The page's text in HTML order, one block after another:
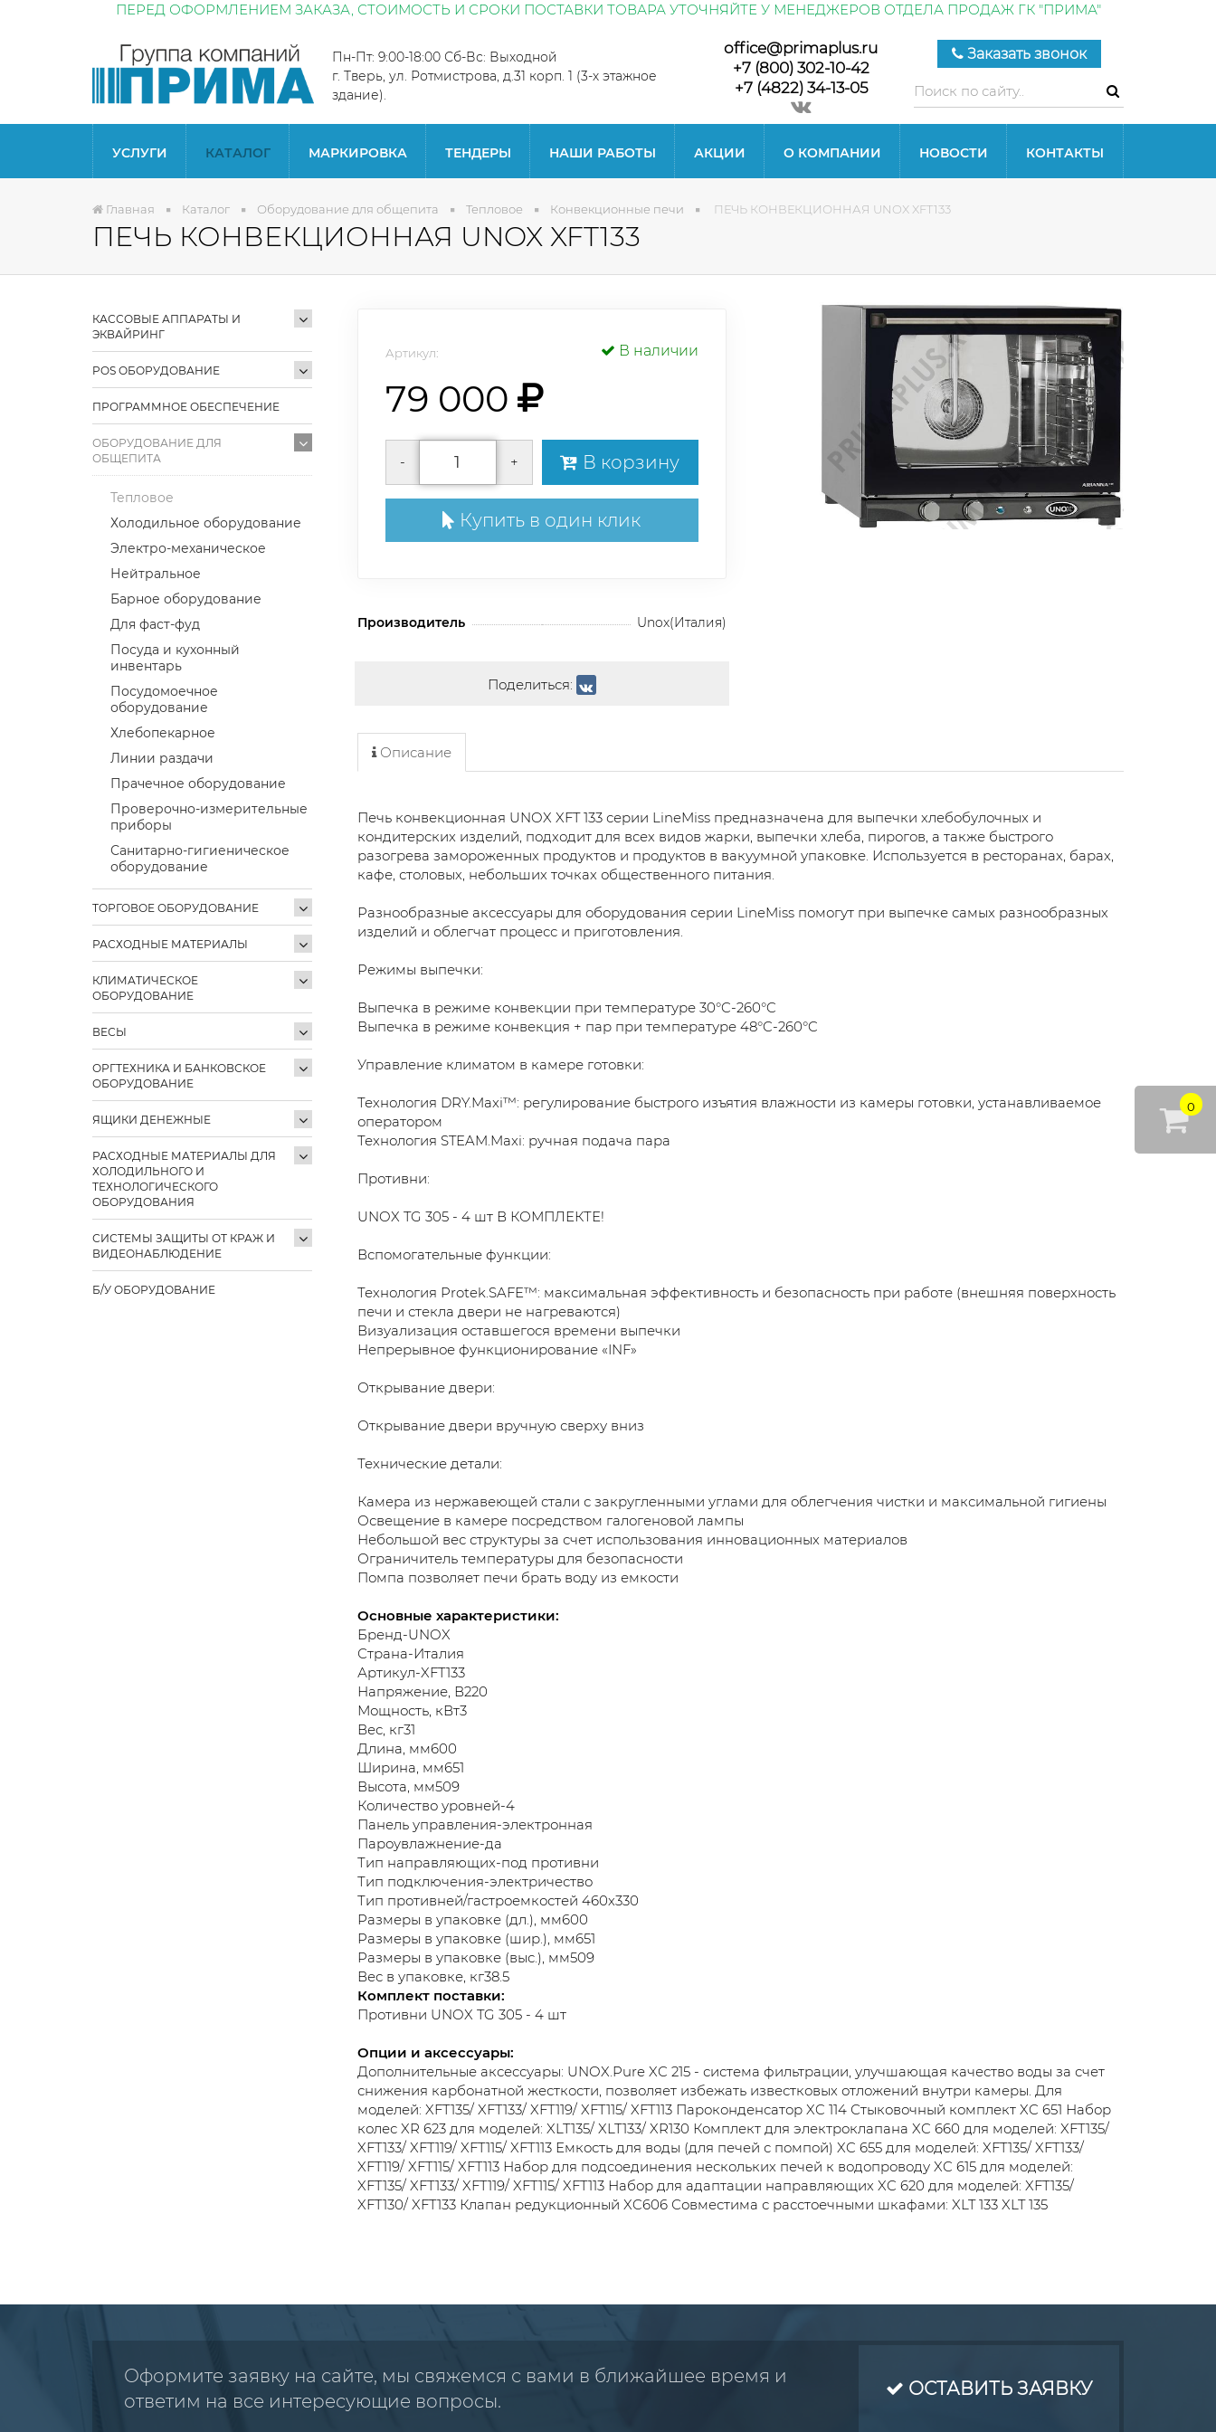
0
ПЕРЕД ОФОРМЛЕНИЕМ ЗАКАЗА, СТОИМОСТЬ И СРОКИ ПОСТАВКИ ТОВАРА УТОЧНЯЙТЕ У МЕНЕДЖЕРОВ ОТДЕЛА ПРОДАЖ ГК "ПРИМА"
Пн-Пт: 9:00-18:00 Сб-Вс: Выходной
г. Тверь, ул. Ротмистрова, д.31 корп. 1 (3-х этажное
здание).
office@primaplus.ru
+7 (800) 302-10-42
+7 (4822) 34-13-05
Заказать звонок
УСЛУГИ КАТАЛОГ МАРКИРОВКА ТЕНДЕРЫ НАШИ РАБОТЫ АКЦИИ О КОМПАНИИ НОВОСТИ КОНТАКТЫ
Главная Каталог Оборудование для общепита Тепловое Конвекционные печи ПЕЧЬ КОНВЕКЦИОННАЯ UNOX XFT133
ПЕЧЬ КОНВЕКЦИОННАЯ UNOX XFT133
КАССОВЫЕ АППАРАТЫ И
ЭКВАЙРИНГ
POS ОБОРУДОВАНИЕ
ПРОГРАММНОЕ ОБЕСПЕЧЕНИЕ
ОБОРУДОВАНИЕ ДЛЯ
ОБЩЕПИТА
Тепловое
Холодильное оборудование
Электро-механическое
Нейтральное
Барное оборудование
Для фаст-фуд
Посуда и кухонный
инвентарь
Посудомоечное
оборудование
Хлебопекарное
Линии раздачи
Прачечное оборудование
Проверочно-измерительные
приборы
Санитарно-гигиеническое
оборудование
ТОРГОВОЕ ОБОРУДОВАНИЕ
РАСХОДНЫЕ МАТЕРИАЛЫ
КЛИМАТИЧЕСКОЕ
ОБОРУДОВАНИЕ
ВЕСЫ
ОРГТЕХНИКА И БАНКОВСКОЕ
ОБОРУДОВАНИЕ
ЯЩИКИ ДЕНЕЖНЫЕ
РАСХОДНЫЕ МАТЕРИАЛЫ ДЛЯ
ХОЛОДИЛЬНОГО И
ТЕХНОЛОГИЧЕСКОГО
ОБОРУДОВАНИЯ
СИСТЕМЫ ЗАЩИТЫ ОТ КРАЖ И
ВИДЕОНАБЛЮДЕНИЕ
Б/У ОБОРУДОВАНИЕ
Артикул: В наличии
79 000
- + В корзину
Купить в один клик
Производитель Unox(Италия)
Поделиться:
Описание
Печь конвекционная UNOX XFT 133 серии LineMiss предназначена для выпечки хлебобулочных и
кондитерских изделий, подходит для всех видов жарки, выпечки хлеба, пирогов, а также быстрого
разогрева замороженных продуктов и продуктов в вакуумной упаковке. Используется в ресторанах, барах,
кафе, столовых, небольших точках общественного питания.
Разнообразные аксессуары для оборудования серии LineMiss помогут при выпечке самых разнообразных
изделий и облегчат процесс и приготовления.
Режимы выпечки:
Выпечка в режиме конвекции при температуре 30°C-260°C
Выпечка в режиме конвекция + пар при температуре 48°C-260°C
Управление климатом в камере готовки:
Технология DRY.Maxi™: регулирование быстрого изъятия влажности из камеры готовки, устанавливаемое
оператором
Технология STEAM.Maxi: ручная подача пара
Противни:
UNOX TG 305 - 4 шт В КОМПЛЕКТЕ!
Вспомогательные функции:
Технология Protek.SAFE™: максимальная эффективность и безопасность при работе (внешняя поверхность
печи и стекла двери не нагреваются)
Визуализация оставшегося времени выпечки
Непрерывное функционирование «INF»
Открывание двери:
Открывание двери вручную сверху вниз
Технические детали:
Камера из нержавеющей стали с закругленными углами для облегчения чистки и максимальной гигиены
Освещение в камере посредством галогеновой лампы
Небольшой вес структуры за счет использования инновационных материалов
Ограничитель температуры для безопасности
Помпа позволяет печи брать воду из емкости
Основные характеристики:
Бренд-UNOX
Страна-Италия
Артикул-XFT133
Напряжение, В220
Мощность, кВт3
Вес, кг31
Длина, мм600
Ширина, мм651
Высота, мм509
Количество уровней-4
Панель управления-электронная
Пароувлажнение-да
Тип направляющих-под противни
Тип подключения-электричество
Тип противней/гастроемкостей 460х330
Размеры в упаковке (дл.), мм600
Размеры в упаковке (шир.), мм651
Размеры в упаковке (выс.), мм509
Вес в упаковке, кг38.5
Комплект поставки:
Противни UNOX TG 305 - 4 шт
Опции и аксессуары:
Дополнительные аксессуары: UNOX.Pure XC 215 - система фильтрации, улучшающая качество воды за счет
снижения карбонатной жесткости, позволяет избежать известковых отложений внутри камеры. Для
моделей: XFT135/ XFT133/ XFT119/ XFT115/ XFT113 Пароконденсатор XC 114 Стыковочный комплект XC 651 Набор
колес XR 623 для моделей: XLT135/ XLT133/ XR130 Комплект для электроклапана XC 660 для моделей: XFT135/
XFT133/ XFT119/ XFT115/ XFT113 Емкость для воды (для печей с помпой) XC 655 для моделей: XFT135/ XFT133/
XFT119/ XFT115/ XFT113 Набор для подсоединения нескольких печей к водопроводу XC 615 для моделей:
XFT135/ XFT133/ XFT119/ XFT115/ XFT113 Набор для адаптации направляющих XC 620 для моделей: XFT135/
XFT130/ XFT133 Клапан редукционный XC606 Совместима с расстоечными шкафами: XLT 133 XLT 135
Оформите заявку на сайте, мы свяжемся с вами в ближайшее время и
ответим на все интересующие вопросы.
ОСТАВИТЬ ЗАЯВКУ